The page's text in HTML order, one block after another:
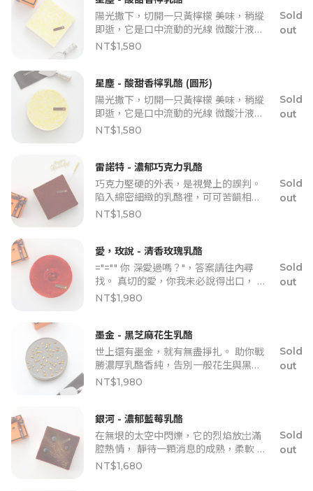
陽光撒下，切開一只黃檸檬 美味，稍縱
即逝，它是口中流動的光線 微酸汁液流
入乳酪心內，清新脫俗之細膩口感。
NT$1,580
Sold
out
星塵 - 酸甜香檸乳酪 (圓形)
陽光撒下，切開一只黃檸檬 美味，稍縱
即逝，它是口中流動的光線 微酸汁液流
入乳酪心內，清新脫俗之細膩口感。
NT$1,580
Sold
out
雷諾特 - 濃郁巧克力乳酪
巧克力堅硬的外表，是視覺上的誤判。
陷入綿密細緻的乳酪裡，可可苦韻相
佐， 襯出巧克力的單純香醇。
NT$1,580
Sold
out
愛，玫說 - 清香玫瑰乳酪
="="" 你 深愛過嗎？"，答案請往內尋
找。 真切的愛，你我未必說得出口， 期
盼那 清香氛芳 ，是我最純粹的無私奉
素影響較大，若發現玫瑰品質不佳，當
次蛋糕將不會附上「玫瑰鮮花」，以維
護您最佳的體驗。造成不便請見諒，感
謝您的理解與支持！ 為表歉意，將補償
「$100 元 CheeseCake1 官網購物
理。 領取步驟： 請洽客服提供「說明小
紙條」背後的領取代碼。 核對領取代碼
正確，3- 5 工作天即會收到購物金，請
至官網登入後，至購物金頁面即可查
看。"
NT$1,980
Sold
out
墨金 - 黑芝麻花生乳酪
世上還有墨金，就有無盡掙扎。 助你戰
勝濃厚乳酪香純，告別一般花生與黑芝
麻。 必追這舌尖上厚實香氣的藝術。
NT$1,980
Sold
out
銀河 - 濃郁藍莓乳酪
在無垠的太空中閃爍，它的烈焰放岀滿
腔熱情， 靜待一顆消息的成熟，柔軟 Q
彈，果泥與藍莓的美妙融合。
NT$1,680
Sold
out